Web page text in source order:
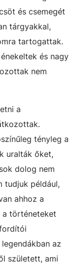
és csemegét
tárgyakkal,
tartogattak.
és nagy
nem
a
tényleg a
uralták őket,
dolog nem
tudjuk például,
ahhoz a
a történeteket
az
született, ami